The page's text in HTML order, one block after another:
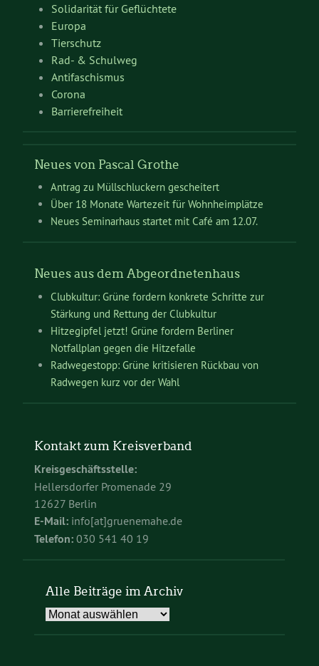
Solidarität für Geflüchtete
Europa
Tierschutz
Rad- & Schulweg
Antifaschismus
Corona
Barrierefreiheit
Neues von Pascal Grothe
Antrag zu Müllschluckern gescheitert
Über 18 Monate Wartezeit für Wohnheimplätze
Neues Seminarhaus startet mit Café am 12.07.
Neues aus dem Abgeordnetenhaus
Clubkultur: Grüne fordern konkrete Schritte zur
Stärkung und Rettung der Clubkultur
Hitzegipfel jetzt! Grüne fordern Berliner
Notfallplan gegen die Hitzefalle
Radwegestopp: Grüne kritisieren Rückbau von
Radwegen kurz vor der Wahl
Kontakt zum Kreisverband
Kreisgeschäftsstelle:
Hellersdorfer Promenade 29
12627 Berlin
E-Mail: info[at]gruenemahe.de
Telefon: 030 541 40 19
Alle Beiträge im Archiv
Alle